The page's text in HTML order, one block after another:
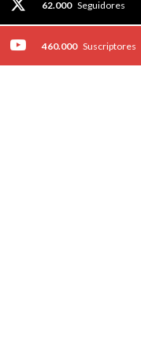
62.000 Seguidores
460.000 Suscriptores